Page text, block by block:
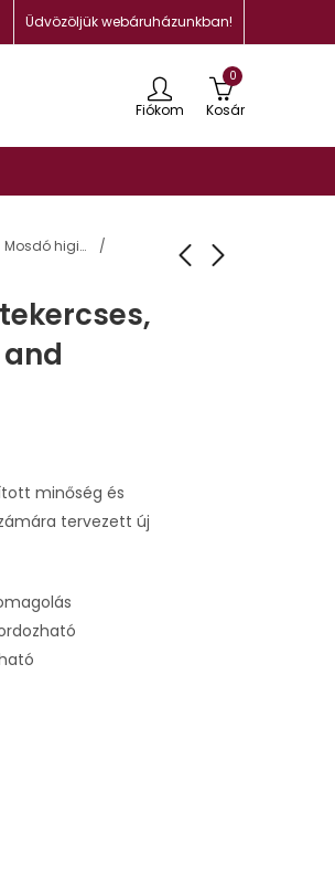
Üdvözöljük webáruházunkban!
Fiókom
0
Kosár
Mosdó higiénia
and
minőség és
tervezett új